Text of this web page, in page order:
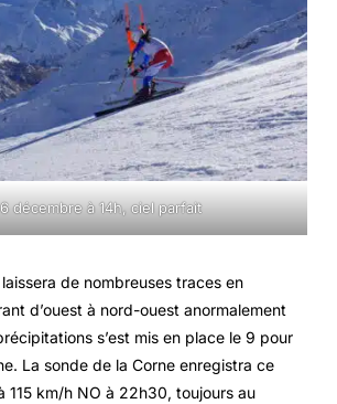
décembre à 14h, ciel parfait
laissera de nombreuses traces en
d’ouest à nord-ouest anormalement
s’est mis en place le 9 pour
La sonde de la Corne enregistra ce
115 km/h NO à 22h30, toujours au